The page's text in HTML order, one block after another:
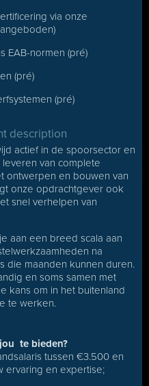
via onze
EAB-normen (pré)
(pré)
(pré)
description
actief in de spoorsector en
van complete
ontwerpen en bouwen van
onze opdrachtgever ook
snel verhelpen van
aan een breed scala aan
na
die maanden kunnen duren.
en soms samen met
kans om in het buitenland
te werken.
te bieden?
tussen €3.500 en
ervaring en expertise;